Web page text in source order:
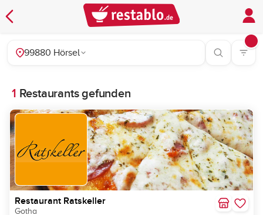
99880 Hörsel
1 Restaurants gefunden
Restaurant Ratskeller
Gotha